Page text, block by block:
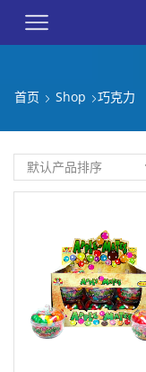
首页 Shop 巧克力